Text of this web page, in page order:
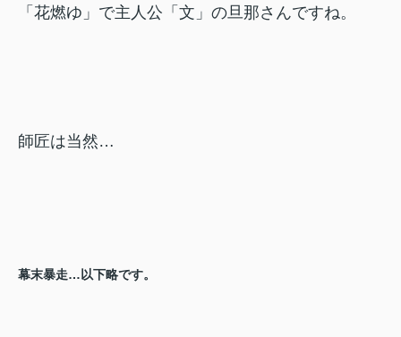
「花燃ゆ」で主人公「文」の旦那さんですね。
師匠は当然…
幕末暴走…以下略です。